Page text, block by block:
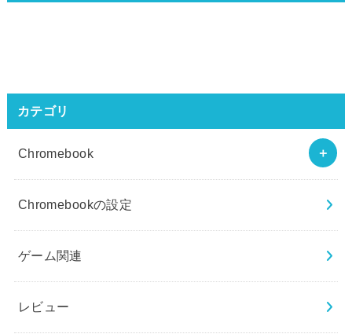
カテゴリ
Chromebook
Chromebookの設定
ゲーム関連
レビュー